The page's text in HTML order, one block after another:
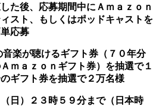
た後、応募期間中にＡｍａｚｏｎ
スト、もしくはポッドキャストを
応募
音楽が聴けるギフト券（７０年分
ｍａｚｏｎギフト券）を抽選で１
ギフト券を抽選で２万名様
日）２３時５９分まで（日本時